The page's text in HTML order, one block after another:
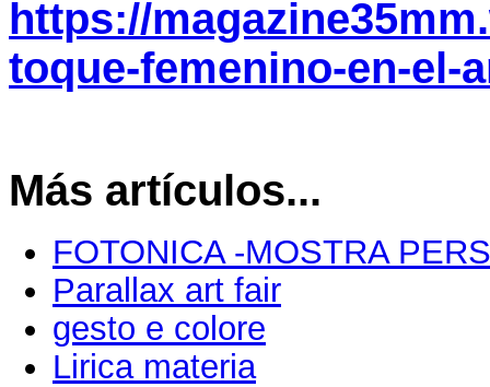
https://
toque-femenino-en-el-
Más artículos...
FOTONICA -MOSTRA
Parallax art fair
gesto e colore
Lirica materia